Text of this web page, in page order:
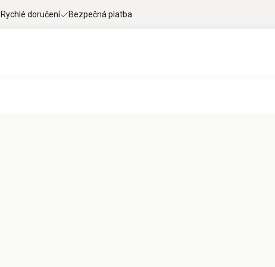
Rychlé doručení Bezpečná platba